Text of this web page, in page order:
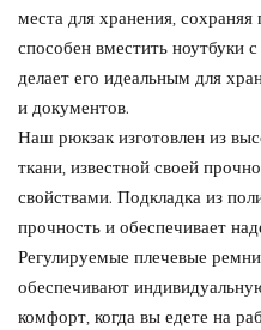
места для хранения,
способен вместить ноутбуки
делает его идеальным для
и документов.
Наш рюкзак изготовлен из
ткани, известной своей
свойствами. Подкладка из
прочность и обеспечивает
Регулируемые плечевые
обеспечивают
комфорт, когда вы едете на